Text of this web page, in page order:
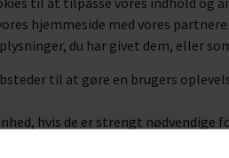
hjemmeside med vores
du har givet dem, eller
til at gøre en brugers
hvis de er strengt
dit samtykke.